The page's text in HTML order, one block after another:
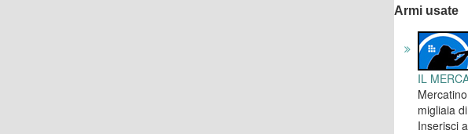
Armi usate
IL
migliaia
Inserisci